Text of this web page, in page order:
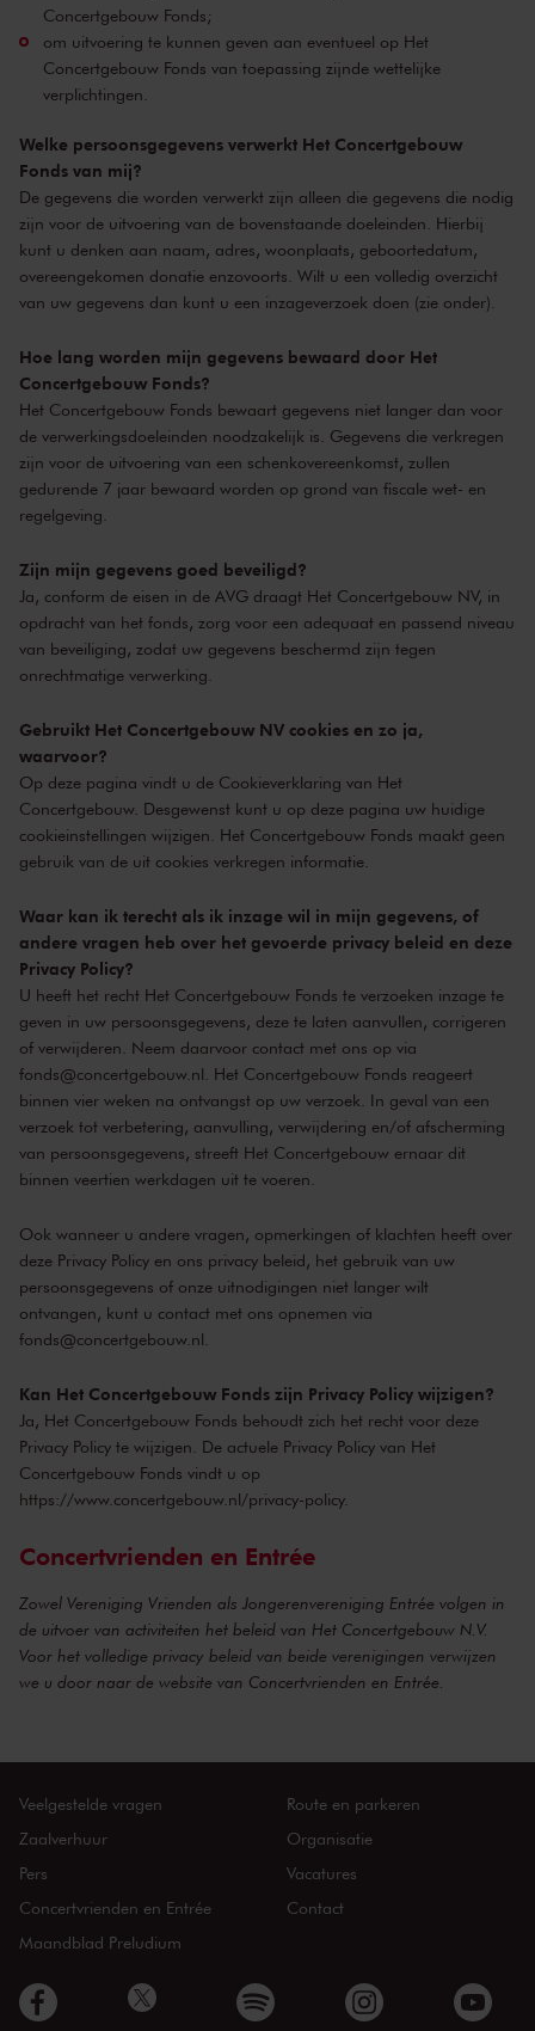
Concertgebouw Fonds;
om uitvoering te kunnen geven aan eventueel op Het
Concertgebouw Fonds van toepassing zijnde wettelijke
verplichtingen.
Welke persoonsgegevens verwerkt Het Concertgebouw
Fonds van mij?
De gegevens die worden verwerkt zijn alleen die gegevens die nodig
zijn voor de uitvoering van de bovenstaande doeleinden. Hierbij
kunt u denken aan naam, adres, woonplaats, geboortedatum,
overeengekomen donatie enzovoorts. Wilt u een volledig overzicht
van uw gegevens dan kunt u een inzageverzoek doen (zie onder).
Hoe lang worden mijn gegevens bewaard door Het
Concertgebouw Fonds?
Het Concertgebouw Fonds bewaart gegevens niet langer dan voor
de verwerkingsdoeleinden noodzakelijk is. Gegevens die verkregen
zijn voor de uitvoering van een schenkovereenkomst, zullen
gedurende 7 jaar bewaard worden op grond van fiscale wet- en
regelgeving.
Zijn mijn gegevens goed beveiligd?
Ja, conform de eisen in de AVG draagt Het Concertgebouw NV, in
opdracht van het fonds, zorg voor een adequaat en passend niveau
van beveiliging, zodat uw gegevens beschermd zijn tegen
onrechtmatige verwerking.
Gebruikt Het Concertgebouw NV cookies en zo ja,
waarvoor?
Op deze pagina vindt u de Cookieverklaring van Het
Concertgebouw . Desgewenst kunt u op deze pagina uw huidige
cookieinstellingen wijzigen. Het Concertgebouw Fonds maakt geen
gebruik van de uit cookies verkregen informatie.
Waar kan ik terecht als ik inzage wil in mijn gegevens, of
andere vragen heb over het gevoerde privacy beleid en deze
Privacy Policy?
U heeft het recht Het Concertgebouw Fonds te verzoeken inzage te
geven in uw persoonsgegevens, deze te laten aanvullen, corrigeren
of verwijderen. Neem daarvoor contact met ons op via
fonds@concertgebouw.nl. Het Concertgebouw Fonds reageert
binnen vier weken na ontvangst op uw verzoek. In geval van een
verzoek tot verbetering, aanvulling, verwijdering en/of afscherming
van persoonsgegevens, streeft Het Concertgebouw ernaar dit
binnen veertien werkdagen uit te voeren.
Ook wanneer u andere vragen, opmerkingen of klachten heeft over
deze Privacy Policy en ons privacy beleid, het gebruik van uw
persoonsgegevens of onze uitnodigingen niet langer wilt
ontvangen, kunt u contact met ons opnemen via
fonds@concertgebouw.nl
Kan Het Concertgebouw Fonds zijn Privacy Policy wijzigen?
Ja, Het Concertgebouw Fonds behoudt zich het recht voor deze
Privacy Policy te wijzigen. De actuele Privacy Policy van Het
Concertgebouw Fonds vindt u op
https://www.concertgebouw.nl/privacy-policy.
Concertvrienden en Entrée
Zowel Vereniging Vrienden als Jongerenvereniging Entrée volgen in
de uitvoer van activiteiten het beleid van Het Concertgebouw N.V.
Voor het volledige privacy beleid van beide verenigingen verwijzen
we u door naar de website van Concertvrienden en Entrée
Veelgestelde vragen
Zaalverhuur
Pers
Concertvrienden en Entrée
Maandblad Preludium
Route en parkeren
Organisatie
Vacatures
Contact